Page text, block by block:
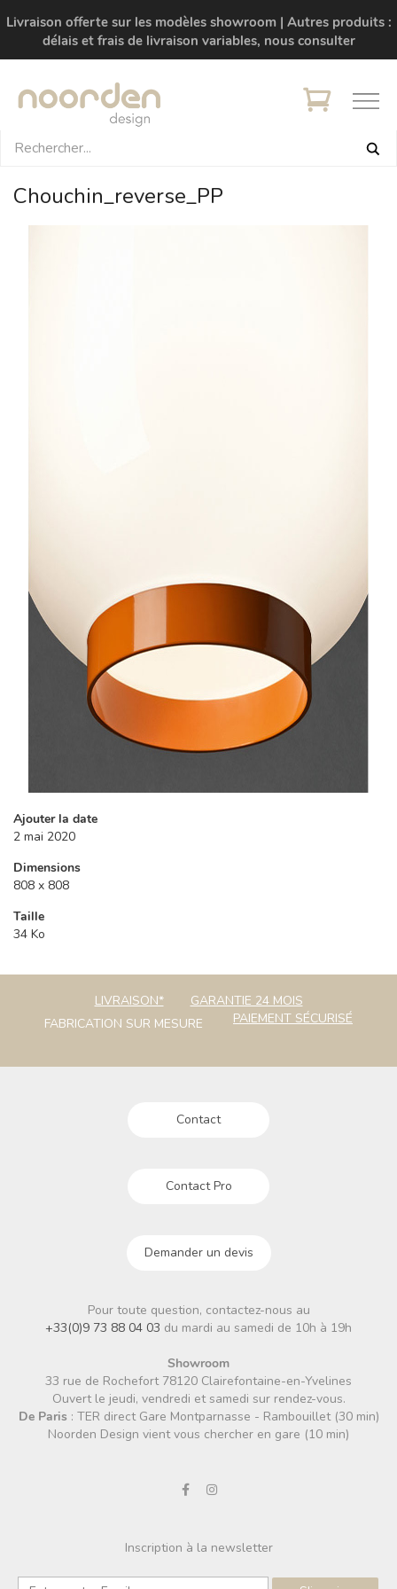
Livraison offerte sur les modèles showroom | Autres produits :
délais et frais de livraison variables, nous consulter
Chouchin_reverse_PP
Ajouter la date
2 mai 2020
Dimensions
808 x 808
Taille
34 Ko
LIVRAISON*
GARANTIE 24 MOIS
FABRICATION SUR MESURE
PAIEMENT SÉCURISÉ
Contact
Contact Pro
Demander un devis
Pour toute question, contactez-nous au
+33(0)9 73 88 04 03 du mardi au samedi de 10h à 19h
Showroom
33 rue de Rochefort 78120 Clairefontaine-en-Yvelines
Ouvert le jeudi, vendredi et samedi sur rendez-vous.
De Paris : TER direct Gare Montparnasse - Rambouillet (30 min)
Noorden Design vient vous chercher en gare (10 min)
Inscription à la newsletter